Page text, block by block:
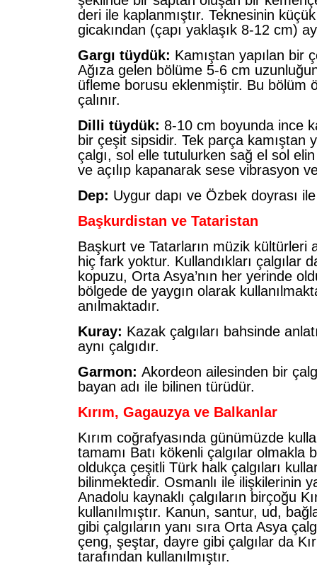
deri ile kaplanmıştır. Teknesinin
gicakından (çapı yaklaşık 8-12 cm)
Gargı tüydük: Kamıştan yapılan bir
Ağıza gelen bölüme 5-6 cm
üfleme borusu eklenmiştir. Bu bölüm
çalınır.
Dilli tüydük: 8-10 cm boyunda ince
bir çeşit sipsidir. Tek parça kamıştan
çalgı, sol elle tutulurken sağ el sol elin
ve açılıp kapanarak sese vibrasyon
Dep: Uygur dapı ve Özbek doyrası ile
Başkurdistan ve Tataristan
Başkurt ve Tatarların müzik kültürleri
hiç fark yoktur. Kullandıkları çalgılar
kopuzu, Orta Asya’nın her yerinde
bölgede de yaygın olarak
anılmaktadır.
Kuray: Kazak çalgıları bahsinde
aynı çalgıdır.
Garmon: Akordeon ailesinden bir
bayan adı ile bilinen türüdür.
Kırım, Gagauzya ve Balkanlar
Kırım coğrafyasında günümüzde
tamamı Batı kökenli çalgılar olmakla
oldukça çeşitli Türk halk çalgıları
bilinmektedir. Osmanlı ile ilişkilerinin
Anadolu kaynaklı çalgıların birçoğu
kullanılmıştır. Kanun, santur, ud,
gibi çalgıların yanı sıra Orta Asya
çeng, şeştar, dayre gibi çalgılar da
tarafından kullanılmıştır.